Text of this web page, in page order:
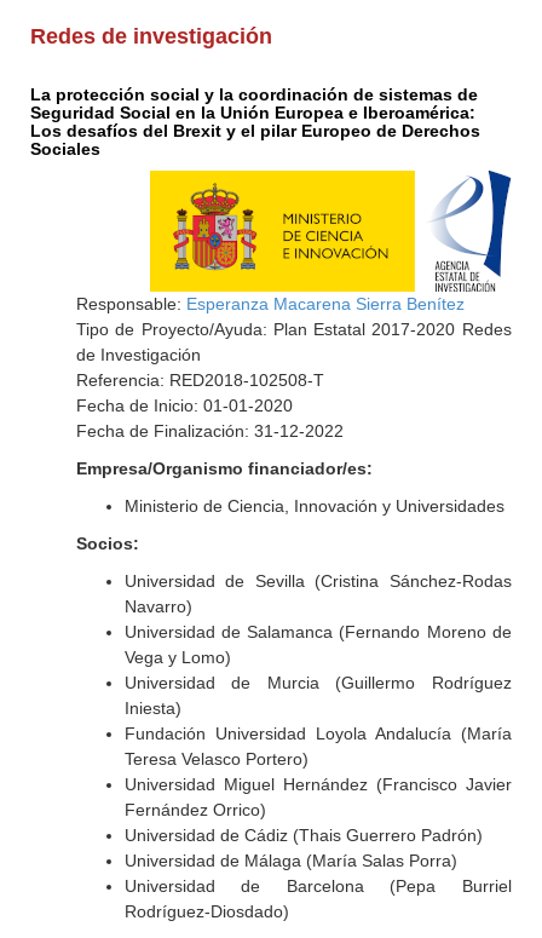
Redes de investigación
La protección social y la coordinación de sistemas de
Seguridad Social en la Unión Europea e Iberoamérica:
Los desafíos del Brexit y el pilar Europeo de Derechos
Sociales
Responsable: Esperanza Macarena Sierra Benítez
Tipo de Proyecto/Ayuda: Plan Estatal 2017-2020 Redes
de Investigación
Referencia: RED2018-102508-T
Fecha de Inicio: 01-01-2020
Fecha de Finalización: 31-12-2022
Empresa/Organismo financiador/es:
Ministerio de Ciencia, Innovación y Universidades
Socios:
Universidad de Sevilla (Cristina Sánchez-Rodas
Navarro)
Universidad de Salamanca (Fernando Moreno de
Vega y Lomo)
Universidad de Murcia (Guillermo Rodríguez
Iniesta)
Fundación Universidad Loyola Andalucía (María
Teresa Velasco Portero)
Universidad Miguel Hernández (Francisco Javier
Fernández Orrico)
Universidad de Cádiz (Thais Guerrero Padrón)
Universidad de Málaga (María Salas Porra)
Universidad de Barcelona (Pepa Burriel
Rodríguez-Diosdado)